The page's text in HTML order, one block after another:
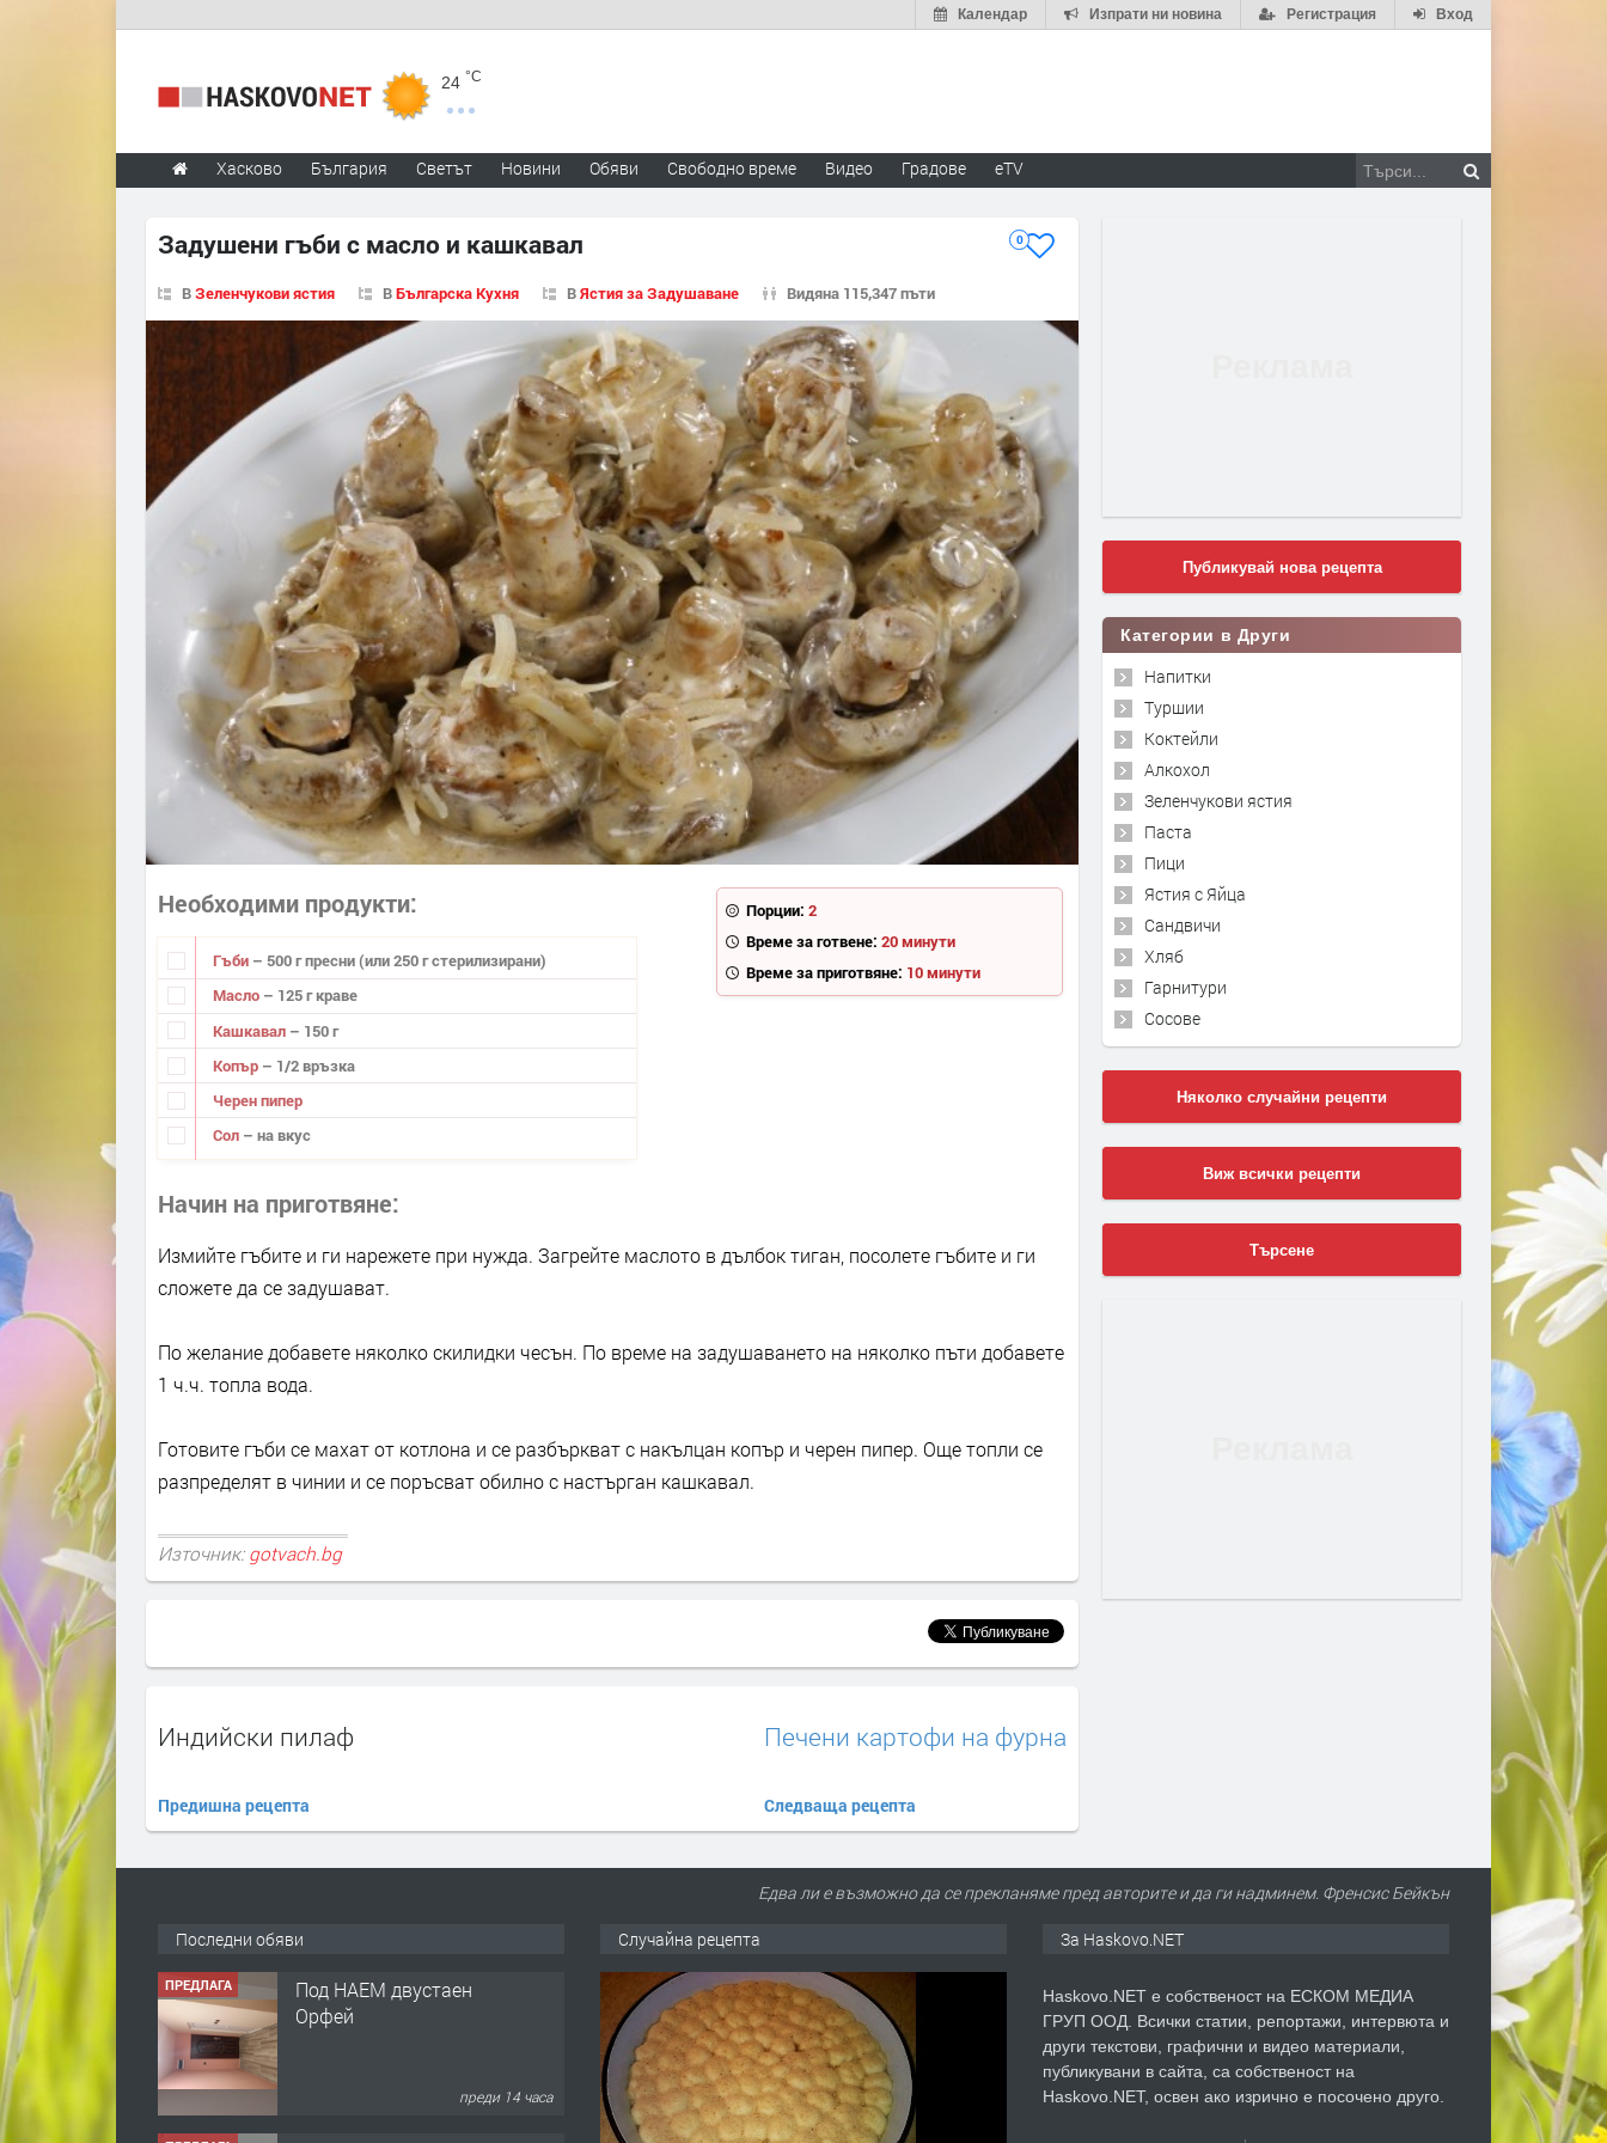
Вход
Регистрация
Изпрати ни новина
Календар
24 °C
Хасково България Светът Новини Обяви Свободно време Видео Градове eTV
Задушени гъби с масло и кашкавал 0
ВЗеленчукови ястия ВБългарска Кухня ВЯстия за Задушаване Видяна 115,347 пъти
Порции: 2
Време за готвене: 20 минути
Време за приготвяне: 10 минути
Необходими продукти
Гъби – 500 г пресни (или 250 г стерилизира­ни)
Масло – 125 г краве
Кашкавал – 150 г
Копър – 1/2 връзка
Черен пипер
Сол – на вкус
Начин на приготвяне
Измийте гъбите и ги нарежете при нужда. Загрейте маслото в дълбок тиган, посолете гъбите и ги
сложете да се задушават.
По желание добавете няколко скилидки чесън. По време на задушаването на няколко пъти добавете
1 ч.ч. топла вода.
Готовите гъби се махат от котлона и се разбъркват с накълцан копър и черен пипер. Още топли се
разпределят в чинии и се поръсват обилно с настърган кашкавал.
Източник: gotvach.bg
Индийски пилаф
Предишна рецепта
Печени картофи на фурна
Следваща рецепта
Публикувай нова рецепта
Категории в Други
Напитки
Туршии
Коктейли
Алкохол
Зеленчукови ястия
Паста
Пици
Ястия с Яйца
Сандвичи
Хляб
Гарнитури
Сосове
Няколко случайни рецепти
Виж всички рецепти
Търсене
Едва ли е възможно да се прекланяме пред авторите и да ги надминем. Френсис Бейкън
Последни обяви
ПРЕДЛАГА
Под НАЕМ двустаен
Орфей
преди 14 часа
Случайна рецепта За Haskovo.NET
Haskovo.NET е собственост на ЕСКОМ МЕДИА
ГРУП ООД. Всички статии, репортажи, интервюта и
други текстови, графични и видео материали,
публикувани в сайта, са собственост на
Haskovo.NET, освен ако изрично е посочено друго.